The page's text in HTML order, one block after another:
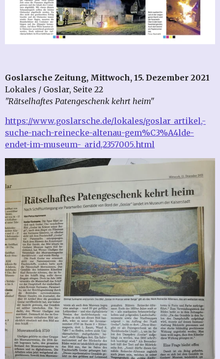
Goslarsche Zeitung, Mittwoch, 15. Dezember 2021
Lokales / Goslar, Seite 22
"Rätselhaftes Patengeschenk kehrt heim"
https://www.goslarsche.de/lokales/goslar_artikel,-
suche-nach-reinecke-altenau-gem%C3%A4lde-
endet-im-museum-_arid,2357005.html